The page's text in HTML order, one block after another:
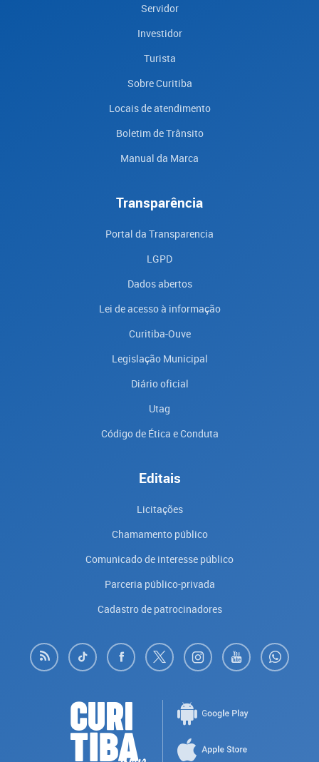
Servidor
Investidor
Turista
Sobre Curitiba
Locais de atendimento
Boletim de Trânsito
Manual da Marca
Transparência
Portal da Transparencia
LGPD
Dados abertos
Lei de acesso à informação
Curitiba-Ouve
Legislação Municipal
Diário oficial
Utag
Código de Ética e Conduta
Editais
Licitações
Chamamento público
Comunicado de interesse público
Parceria público-privada
Cadastro de patrocinadores